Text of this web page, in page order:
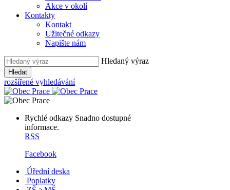
Akce v okolí
Kontakty
Kontakt
Užitečné odkazy
Napište nám
Hledaný výraz
Hledat
rozšířené vyhledávání
Rychlé odkazy Snadno dostupné
informace.
RSS
Facebook
Úřední deska
Poplatky